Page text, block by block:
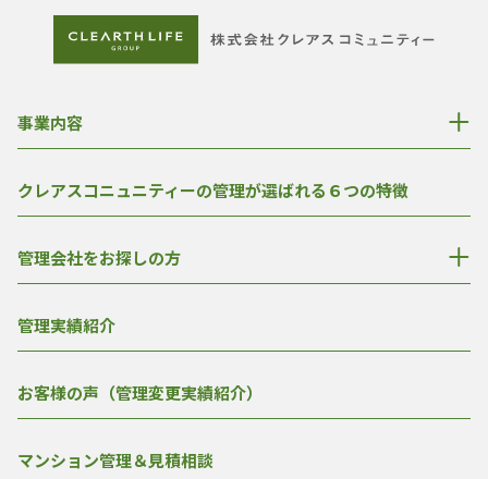
事業内容
クレアスコニュニティーの管理が選ばれる６つの特徴
管理会社をお探しの方
管理実績紹介
お客様の声（管理変更実績紹介）
マンション管理＆見積相談